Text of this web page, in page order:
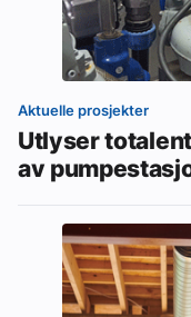
Aktuelle prosjekter
Utlyser
av